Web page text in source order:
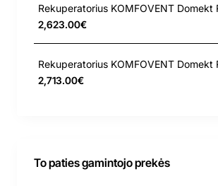
2,623.00€
2,713.00€
To paties gamintojo prekės